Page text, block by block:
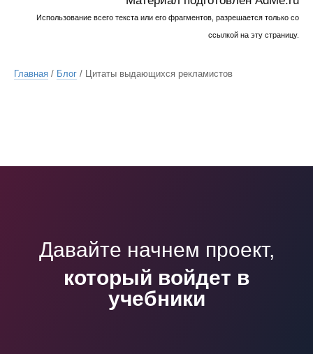
Использование всего текста или его фрагментов, разрешается только со
ссылкой на эту страницу.
Главная / Блог / Цитаты выдающихся рекламистов
Давайте начнем проект,
который войдет в
учебники